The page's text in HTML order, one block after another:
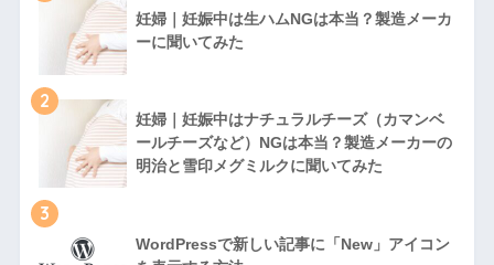
妊婦｜妊娠中は生ハムNGは本当？製造メーカ
ーに聞いてみた
2
妊婦｜妊娠中はナチュラルチーズ（カマンベ
ールチーズなど）NGは本当？製造メーカーの
明治と雪印メグミルクに聞いてみた
3
WordPressで新しい記事に「New」アイコン